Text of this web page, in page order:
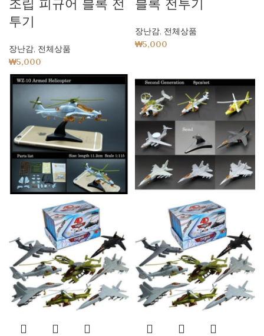
조립 피규어 블록 전
투기
장난감, 전체상품
₩5,000
블록 전투기
장난감, 전체상품
₩5,000